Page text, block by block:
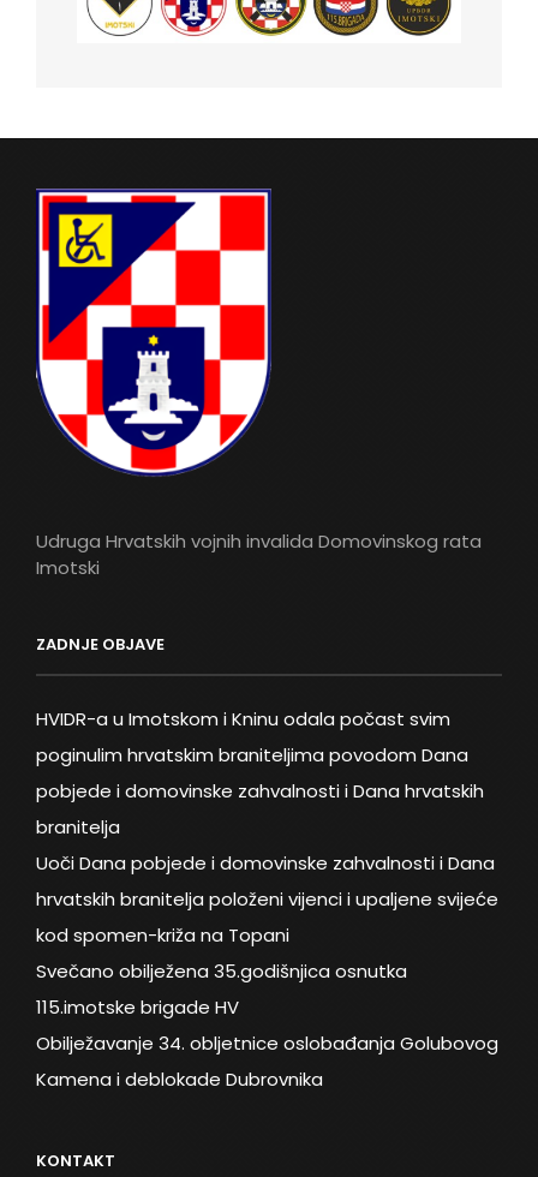
Udruga Hrvatskih vojnih invalida Domovinskog rata
Imotski
ZADNJE OBJAVE
HVIDR-a u Imotskom i Kninu odala počast svim
poginulim hrvatskim braniteljima povodom Dana
pobjede i domovinske zahvalnosti i Dana hrvatskih
branitelja
Uoči Dana pobjede i domovinske zahvalnosti i Dana
hrvatskih branitelja položeni vijenci i upaljene svijeće
kod spomen-križa na Topani
Svečano obilježena 35.godišnjica osnutka
115.imotske brigade HV
Obilježavanje 34. obljetnice oslobađanja Golubovog
Kamena i deblokade Dubrovnika
KONTAKT